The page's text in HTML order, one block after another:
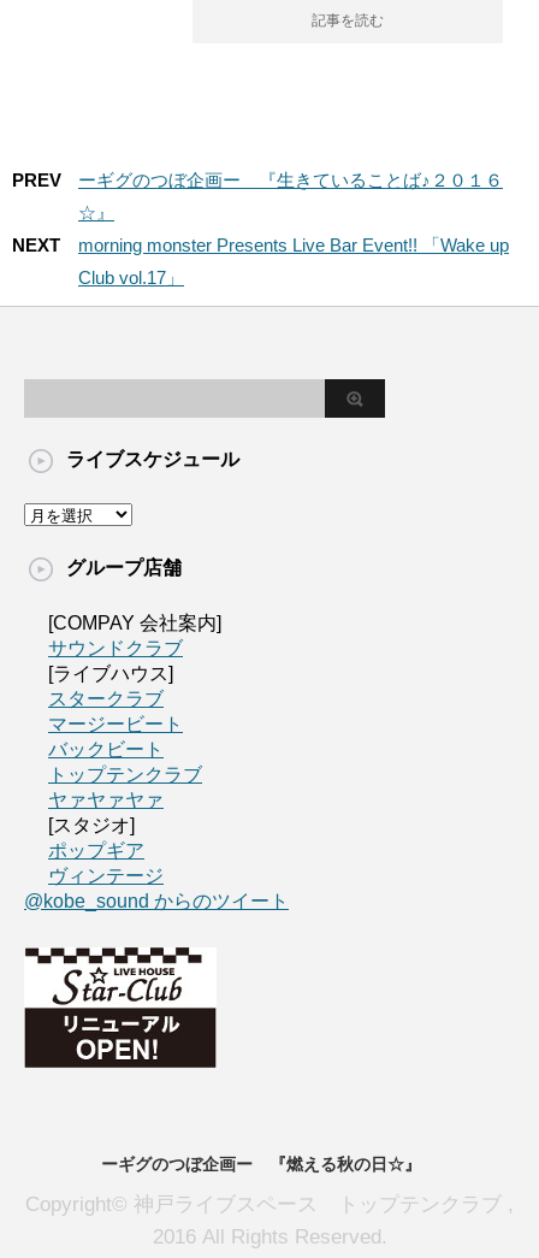
記事を読む
PREV
ーギグのつぼ企画ー 『生きていることば♪２０１６
☆』
NEXT
morning monster Presents Live Bar Event!! 「Wake up
Club vol.17」
ライブスケジュール
グループ店舗
[COMPAY 会社案内]
サウンドクラブ
[ライブハウス]
スタークラブ
マージービート
バックビート
トップテンクラブ
ヤァヤァヤァ
[スタジオ]
ポップギア
ヴィンテージ
@kobe_sound からのツイート
ーギグのつぼ企画ー 『燃える秋の日☆』
Copyright© 神戸ライブスペース トップテンクラブ ,
2016 All Rights Reserved.